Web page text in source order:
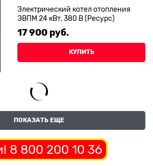
Электрический котел отопления
ЭВПМ 24 кВт, 380 В (Ресурс)
17 900 руб.
КУПИТЬ
ПОКАЗАТЬ ЕЩЕ
8 800 200 10 36